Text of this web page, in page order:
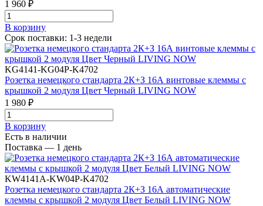
1 960 ₽
В корзинy
Срок поставки: 1-3 недели
KG4141-KG04P-K4702
Розетка немецкого стандарта 2К+З 16А винтовые клеммы с
крышкой 2 модуля Цвет Черный LIVING NOW
1 980 ₽
В корзинy
Есть в наличии
Поставка — 1 день
KW4141A-KW04P-K4702
Розетка немецкого стандарта 2К+З 16А автоматические
клеммы с крышкой 2 модуля Цвет Белый LIVING NOW